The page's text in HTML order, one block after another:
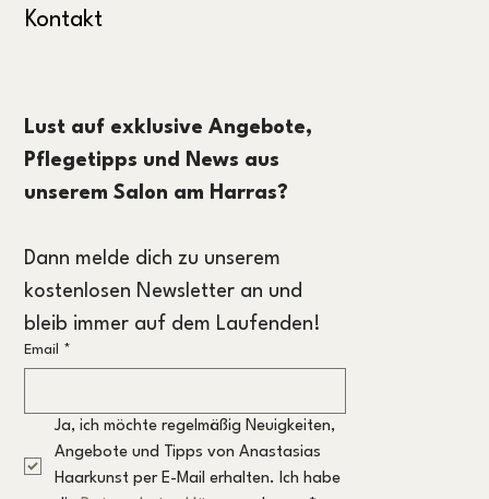
Kontakt
Lust auf exklusive Angebote,
Pflegetipps und News aus
unserem Salon am Harras?
Dann melde dich zu unserem
kostenlosen Newsletter an und
bleib immer auf dem Laufenden!
Email *
Ja, ich möchte regelmäßig Neuigkeiten,
Angebote und Tipps von Anastasias
Haarkunst per E-Mail erhalten. Ich habe